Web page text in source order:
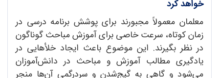
خواهد کرد
معلمان معمولاً مجبورند برای پوشش برنامه درسی در
زمان کوتاه، سرعت خاصی برای آموزش مباحث گوناگون
در نظر بگیرند. این موضوع باعث ایجاد خلأهایی در
یادگیری مطالب آموزش و مباحث در دانش‌آموزان
می‌شود و گاهی به گیج‌شدن و سردرگمی آن‌ها منجر